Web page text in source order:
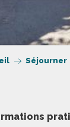
Séjourner